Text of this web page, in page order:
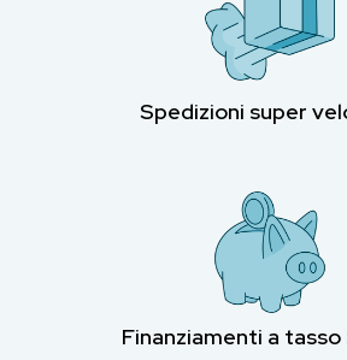
Spedizioni super
Finanziamenti a tasso